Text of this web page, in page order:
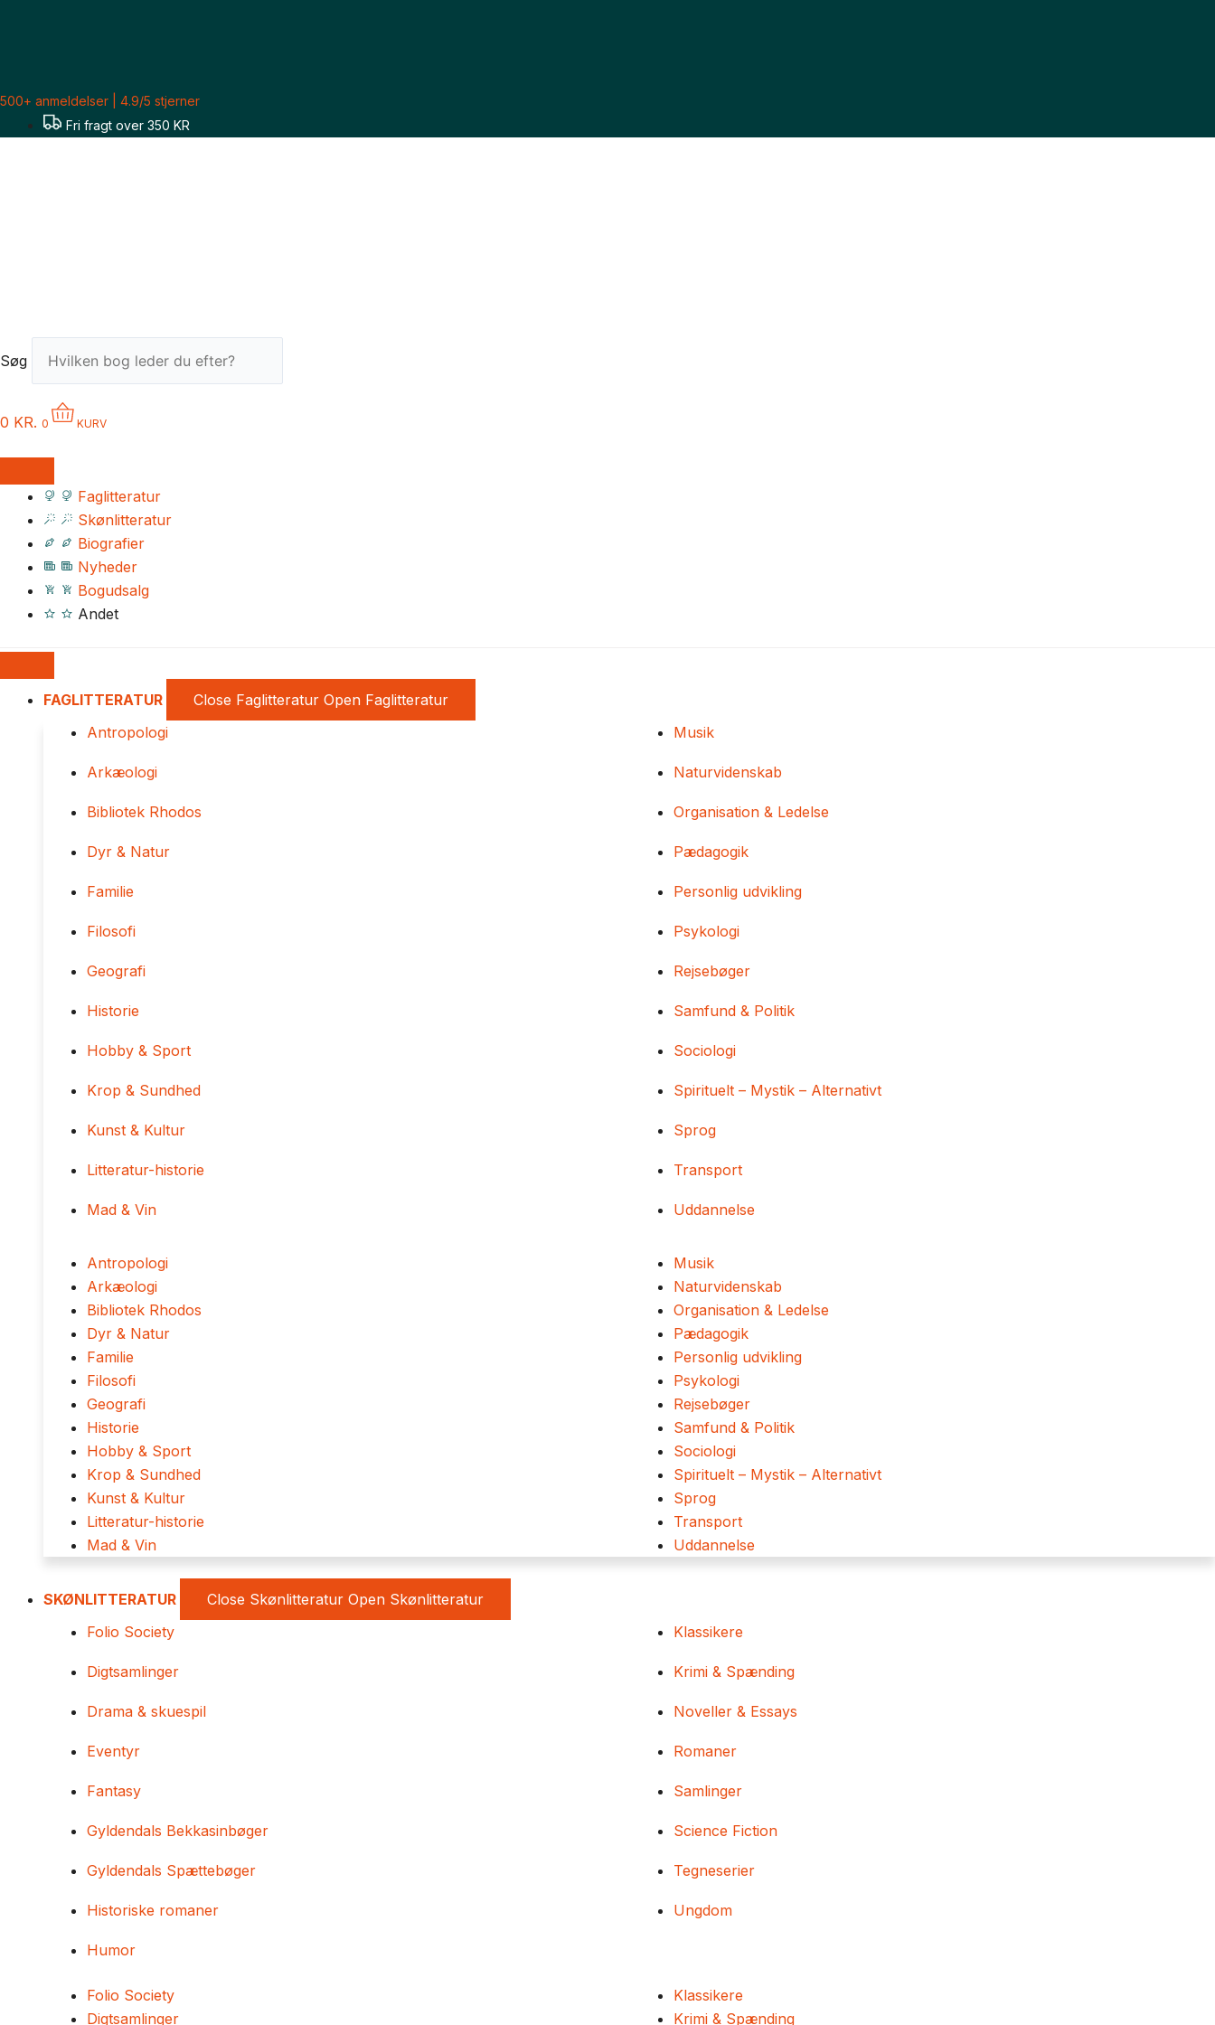
500+ anmeldelser | 4.9/5 stjerner
Fri fragt over 350 KR
Søg
0 KR. 0 KURV
Faglitteratur
Skønlitteratur
Biografier
Nyheder
Bogudsalg
Andet
FAGLITTERATUR Close Faglitteratur Open Faglitteratur
Antropologi
Arkæologi
Bibliotek Rhodos
Dyr & Natur
Familie
Filosofi
Geografi
Historie
Hobby & Sport
Krop & Sundhed
Kunst & Kultur
Litteratur-historie
Mad & Vin
Musik
Naturvidenskab
Organisation & Ledelse
Pædagogik
Personlig udvikling
Psykologi
Rejsebøger
Samfund & Politik
Sociologi
Spirituelt – Mystik – Alternativt
Sprog
Transport
Uddannelse
Antropologi
Arkæologi
Bibliotek Rhodos
Dyr & Natur
Familie
Filosofi
Geografi
Historie
Hobby & Sport
Krop & Sundhed
Kunst & Kultur
Litteratur-historie
Mad & Vin
Musik
Naturvidenskab
Organisation & Ledelse
Pædagogik
Personlig udvikling
Psykologi
Rejsebøger
Samfund & Politik
Sociologi
Spirituelt – Mystik – Alternativt
Sprog
Transport
Uddannelse
SKØNLITTERATUR Close Skønlitteratur Open Skønlitteratur
Folio Society
Digtsamlinger
Drama & skuespil
Eventyr
Fantasy
Gyldendals Bekkasinbøger
Gyldendals Spættebøger
Historiske romaner
Humor
Klassikere
Krimi & Spænding
Noveller & Essays
Romaner
Samlinger
Science Fiction
Tegneserier
Ungdom
Folio Society
Digtsamlinger
Klassikere
Krimi & Spænding